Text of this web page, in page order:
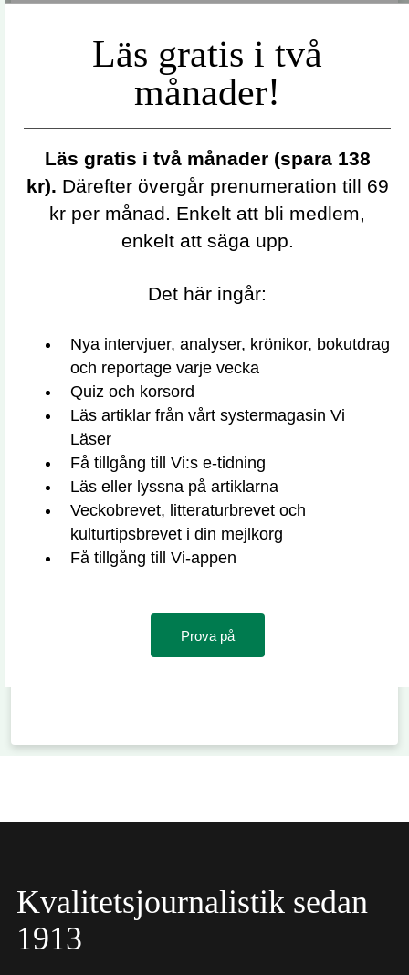
Läs gratis i två
månader!
Läs gratis i två månader (spara 138
kr). Därefter övergår prenumeration till 69
kr per månad. Enkelt att bli medlem,
enkelt att säga upp.
Det här ingår:
Nya intervjuer, analyser, krönikor, bokutdrag
och reportage varje vecka
Quiz och korsord
Läs artiklar från vårt systermagasin Vi
Läser
Få tillgång till Vi:s e-tidning
Läs eller lyssna på artiklarna
Veckobrevet, litteraturbrevet och
kulturtipsbrevet i din mejlkorg
Få tillgång till Vi-appen
Prova på
Kvalitetsjournalistik sedan
1913